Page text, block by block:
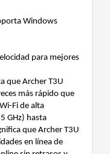
Windows
para mejores
que Archer T3U
más rápido que
Fi de alta
GHz) hasta
que Archer T3U
en línea de